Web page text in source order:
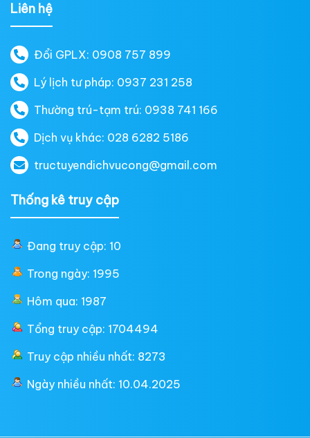
Liên hệ
Đổi GPLX: 0908 757 899
Lý lịch tư pháp: 0937 231 258
Thường trú-tạm trú: 0938 741 166
Dịch vụ khác: 028 6282 5186
tructuyendichvucong@gmail.com
Thống kê truy cập
Đang truy cập: 10
Trong ngày: 1995
Hôm qua: 1987
Tổng truy cập: 1704494
Truy cập nhiều nhất: 8273
Ngày nhiều nhất: 10.04.2025